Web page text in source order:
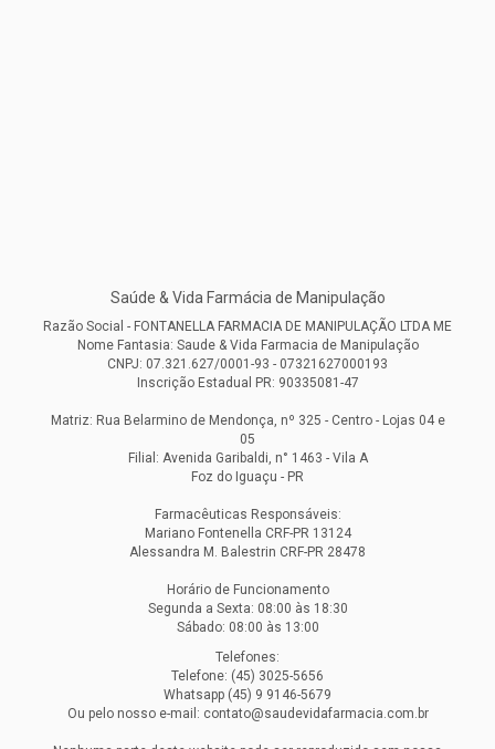
Saúde & Vida Farmácia de Manipulação
Razão Social - FONTANELLA FARMACIA DE MANIPULAÇÃO LTDA ME
Nome Fantasia: Saude & Vida Farmacia de Manipulação
CNPJ: 07.321.627/0001-93 - 07321627000193
Inscrição Estadual PR: 90335081-47
Matriz: Rua Belarmino de Mendonça, nº 325 - Centro - Lojas 04 e
05
Filial: Avenida Garibaldi, n° 1463 - Vila A
Foz do Iguaçu - PR
Farmacêuticas Responsáveis:
Mariano Fontenella CRF-PR 13124
Alessandra M. Balestrin CRF-PR 28478
Horário de Funcionamento
Segunda a Sexta: 08:00 às 18:30
Sábado: 08:00 às 13:00
Telefones:
Telefone: (45) 3025-5656
Whatsapp (45) 9 9146-5679
Ou pelo nosso e-mail: contato@saudevidafarmacia.com.br